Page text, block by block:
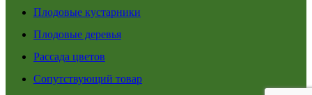
Плодовые кустарники
Плодовые деревья
Рассада цветов
Сопутствующий товар